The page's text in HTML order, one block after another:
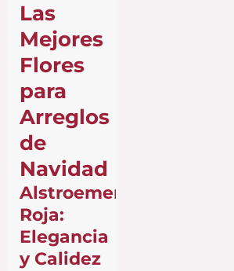
Las
Mejores
Flores
para
Arreglos
de
Navidad
Alstroemeria
Roja:
Elegancia
y Calidez